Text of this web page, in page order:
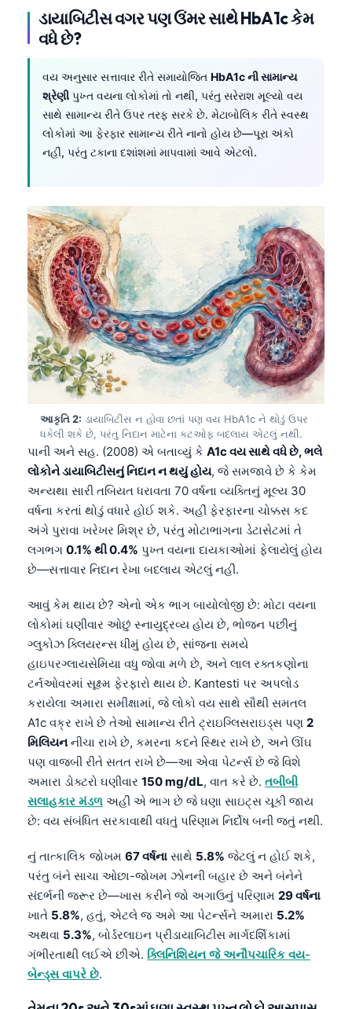
ડાયાબિટીસ વગર પણ ઉંમર સાથે HbA1c કેમ
વધે છે?
વય અનુસાર સત્તાવાર રીતે સમાયોજિત HbA1c ની સામાન્ય
શ્રેણી પુખ્ત વયના લોકોમાં તો નથી, પરંતુ સરેરાશ મૂલ્યો વય
સાથે સામાન્ય રીતે ઉપર તરફ સરકે છે. મેટાબોલિક રીતે સ્વસ્થ
લોકોમાં આ ફેરફાર સામાન્ય રીતે નાનો હોય છે—પૂરા અંકો
નહીં, પરંતુ ટકાના દશાંશમાં માપવામાં આવે એટલો.
આકૃતિ 2: ડાયાબિટીસ ન હોવા છતાં પણ વય HbA1c ને થોડું ઉપર
ધકેલી શકે છે, પરંતુ નિદાન માટેના કટઓફ બદલાય એટલું નથી.
પાની અને સહ. (2008) એ બતાવ્યું કે A1c વય સાથે વધે છે, ભલે
લોકોને ડાયાબિટીસનું નિદાન ન થયું હોય, જે સમજાવે છે કે કેમ
અન્યથા સારી તબિયત ધરાવતા 70 વર્ષના વ્યક્તિનું મૂલ્ય 30
વર્ષના કરતાં થોડું વધારે હોઈ શકે. અહીં ફેરફારના ચોક્કસ કદ
અંગે પુરાવા ખરેખર મિશ્ર છે, પરંતુ મોટાભાગના ડેટાસેટમાં તે
લગભગ 0.1% થી 0.4% પુખ્ત વયના દાયકાઓમાં ફેલાયેલું હોય
છે—સત્તાવાર નિદાન રેખા બદલાય એટલું નહીં.
આવું કેમ થાય છે? એનો એક ભાગ બાયોલોજી છે: મોટા વયના
લોકોમાં ઘણીવાર ઓછું સ્નાયુદ્રવ્ય હોય છે, ભોજન પછીનું
ગ્લુકોઝ ક્લિયરન્સ ધીમું હોય છે, સાંજના સમયે
હાઇપરગ્લાયસેમિયા વધુ જોવા મળે છે, અને લાલ રક્તકણોના
ટર્નઓવરમાં સૂક્ષ્મ ફેરફારો થાય છે. Kantesti પર અપલોડ
કરાયેલા અમારા સમીક્ષામાં, જે લોકો વય સાથે સૌથી સમતલ
A1c વક્ર રાખે છે તેઓ સામાન્ય રીતે ટ્રાઇગ્લિસરાઇડ્સ પણ 2
મિલિયનનીચા રાખે છે, કમરના કદને સ્થિર રાખે છે, અને ઊંઘ
પણ વાજબી રીતે સતત રાખે છે—આ એવા પેટર્ન્સ છે જે વિશે
અમારા ડોક્ટરો ઘણીવાર 150 mg/dL, વાત કરે છે. તબીબી
સલાહકાર મંડળ અહીં એ ભાગ છે જે ઘણા સાઇટ્સ ચૂકી જાય
છે: વય સંબંધિત સરકાવાથી વધતું પરિણામ નિર્દોષ બની જતું નથી.
નું તાત્કાલિક જોખમ 67 વર્ષના સાથે 5.8% જેટલું ન હોઈ શકે,
પરંતુ બંને સાચા ઓછા-જોખમ ઝોનની બહાર છે અને બંનેને
સંદર્ભની જરૂર છે—ખાસ કરીને જો અગાઉનું પરિણામ 29 વર્ષના
ખાતે 5.8%, હતું, એટલે જ અમે આ પેટર્ન્સને અમારા 5.2%
અથવા 5.3%, બોર્ડરલાઇન પ્રીડાયાબિટીસ માર્ગદર્શિકામાં
ગંભીરતાથી લઈએ છીએ. ક્લિનિશિયન જે અનૌપચારિક વય-
બેન્ડ્સ વાપરે છે.